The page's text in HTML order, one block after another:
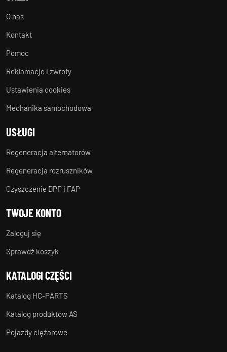
O nas
Kontakt
Pomoc
Reklamacje i zwroty
Ustawienia cookies
Mechanika samochodowa
USŁUGI
Regeneracja alternatorów
Regeneracja rozruszników
Czyszczenie DPF i FAP
TWOJE KONTO
Zaloguj się
Sprawdź koszyk
KATALOGI CZĘŚCI
Katalog HC-PARTS
Katalog produktów AS
Pojazdy ciężarowe